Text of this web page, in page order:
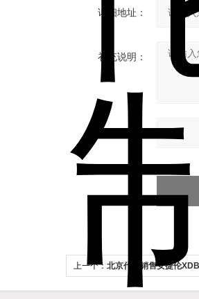
详细地址：
补充说明：
上一个： 北京代理销售安捷伦